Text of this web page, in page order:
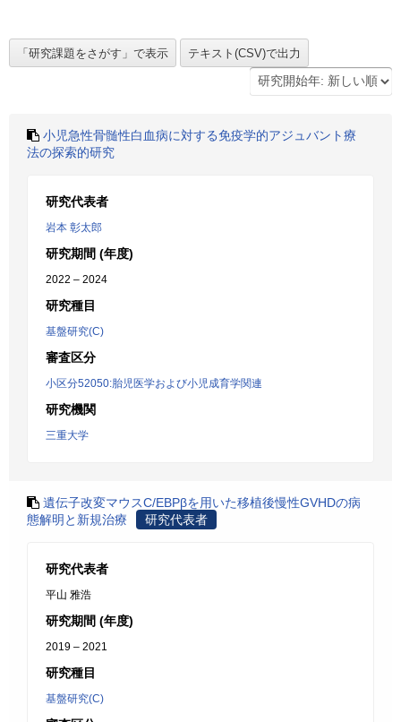
小児急性骨髄性白血病に対する免疫学的アジュバント療
法の探索的研究
研究代表者
岩本 彰太郎
研究期間 (年度)
2022 – 2024
研究種目
基盤研究(C)
審査区分
小区分52050:胎児医学および小児成育学関連
研究機関
三重大学
遺伝子改変マウスC/EBPβを用いた移植後慢性GVHDの病
態解明と新規治療
研究代表者
研究代表者
平山 雅浩
研究期間 (年度)
2019 – 2021
研究種目
基盤研究(C)